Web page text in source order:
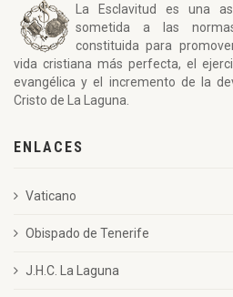
La Esclavitud es una
sometida a las
constituida para
vida cristiana más perfecta, el
evangélica y el incremento de la
Cristo de La Laguna.
ENLACES
Vaticano
Obispado de Tenerife
J.H.C. La Laguna